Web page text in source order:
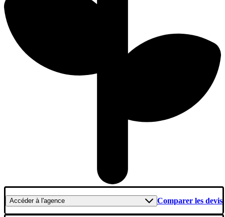
Accéderà l'agence Comparer les devis